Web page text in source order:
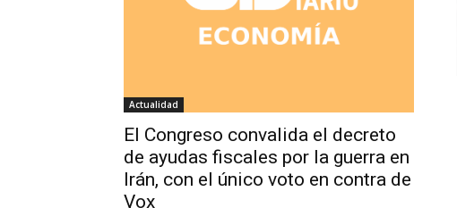
Actualidad
El Congreso convalida el decreto
de ayudas fiscales por la guerra en
Irán, con el único voto en contra de
Vox